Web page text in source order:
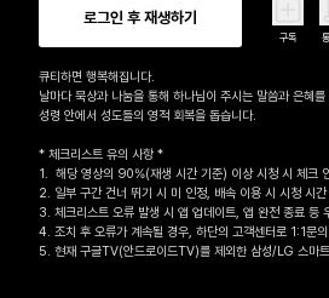
로그인 후 재생하기
구독
큐티하면 행복해집니다.
날마다 묵상과 나눔을 통해 하나님이 주시는 말씀과 은혜
성령 안에서 성도들의 영적 회복을 돕습니다.
* 체크리스트 유의 사항 *
1.  해당 영상의 90%(재생 시간 기준) 이상 시청 시 체크
2. 일부 구간 건너 뛰기 시 미 인정, 배속 이용 시 시청 시간
3. 체크리스트 오류 발생 시 앱 업데이트, 앱 완전 종료 등
4. 조치 후 오류가 계속될 경우, 하단의 고객센터로 1:1문의
5. 현재 구글TV(안드로이드TV)를 제외한 삼성/LG 스마